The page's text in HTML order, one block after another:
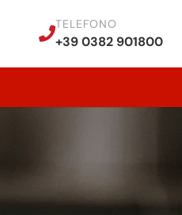
TELEFONO
+39 0382 901800